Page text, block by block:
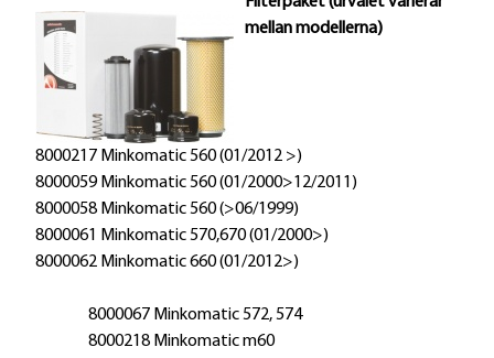
mellan modellerna)
8000217 Minkomatic 560 (01/2012 >)
8000059 Minkomatic 560 (01/2000>12/2011)
8000058 Minkomatic 560 (>06/1999)
8000061 Minkomatic 570,670 (01/2000>)
8000062 Minkomatic 660 (01/2012>)
8000067 Minkomatic 572, 574
8000218 Minkomatic m60